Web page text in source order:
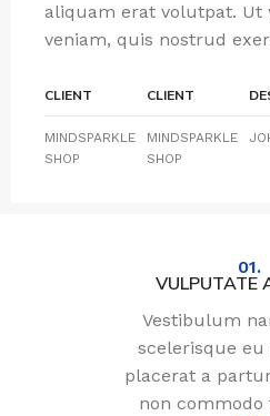
aliquam erat volutpat. Ut
veniam, quis nostrud
CLIENT
MINDSPARKLE
SHOP
CLIENT
MINDSPARKLE
SHOP
01.
VULPUTATE
Vestibulum
scelerisque
placerat a
non